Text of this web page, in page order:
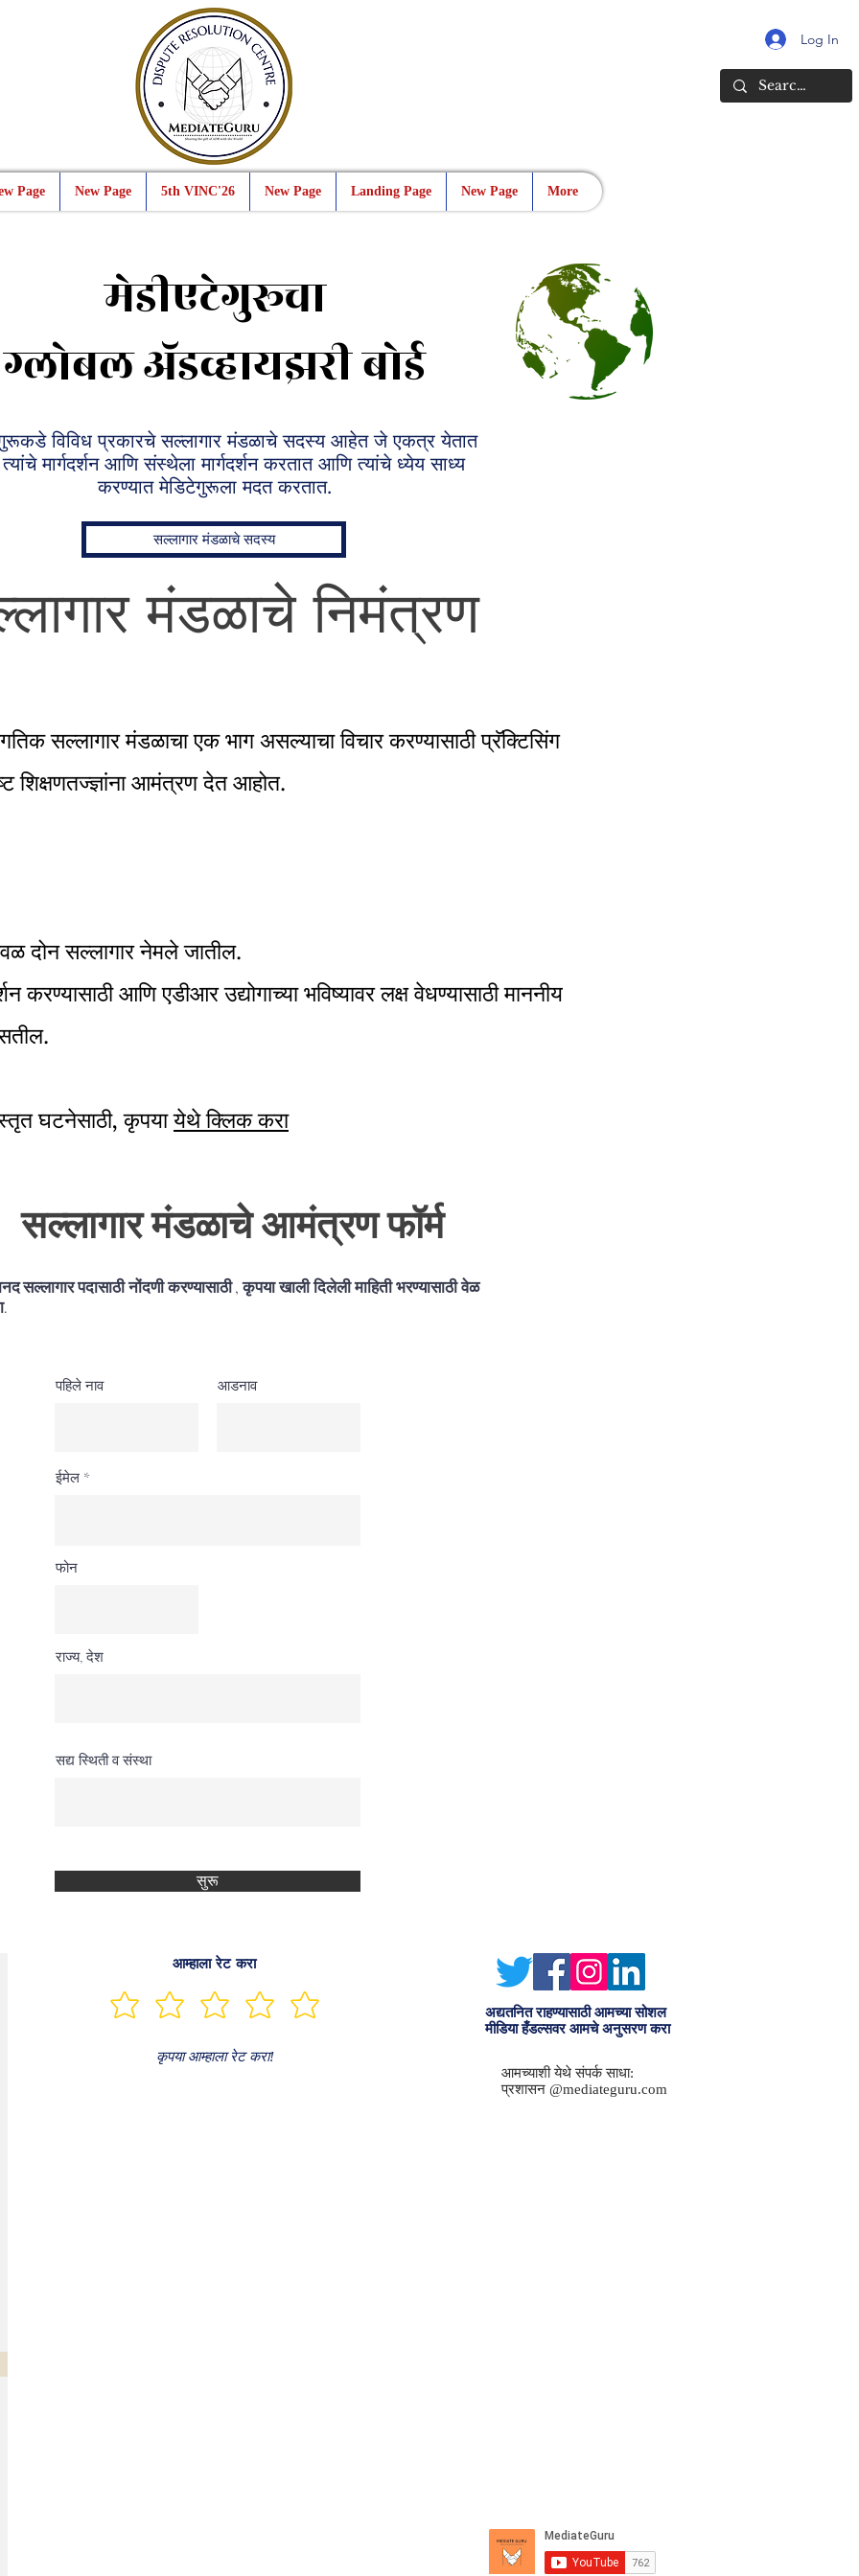
Log In
Page New Page 5th VINC'26 New Page Landing Page New Page More
मेडीएटेगुरूचा
ग्लोबल अ‍ॅडव्हायझरी बोर्ड
विविध प्रकारचे सल्लागार मंडळाचे सदस्य आहेत जे एकत्र येतात
मार्गदर्शन आणि संस्थेला मार्गदर्शन करतात आणि त्यांचे ध्येय साध्य
करण्यात मेडिटेगुरूला मदत करतात.
सल्लागार मंडळाचे सदस्य
मंडळाचे निमंत्रण
सल्लागार मंडळाचा एक भाग असल्याचा विचार करण्यासाठी प्रॅक्टिसिंग
शिक्षणतज्ज्ञांना आमंत्रण देत आहोत.
दोन सल्लागार नेमले जातील.
करण्यासाठी आणि एडीआर उद्योगाच्या भविष्यावर लक्ष वेधण्यासाठी माननीय
घटनेसाठी, कृपयायेथे क्लिक करा
सल्लागार मंडळाचे आमंत्रण फॉर्म
सल्लागार पदासाठी नोंदणी करण्यासाठी, कृपया खाली दिलेली माहिती भरण्यासाठी वेळ
पहिले नाव आडनाव
ईमेल
फोन
राज्य, देश
सद्य स्थिती व संस्था
सुरू
आम्हाला रेट करा
कृपया आम्हाला रेट करा!
अद्यतनित राहण्यासाठी आमच्या सोशल
मीडिया हँडल्सवर आमचे अनुसरण करा
आमच्याशी येथे संपर्क साधा:
प्रशासन @mediateguru.com